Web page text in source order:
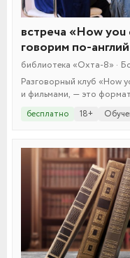
встреча «How
говорим по-
библиотека «Охта-8» ·
Разговорный клуб «How
и фильмами, — это
бесплатно 18+